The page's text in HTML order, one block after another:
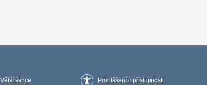
Větší šance Prohlášení o přístupnosti